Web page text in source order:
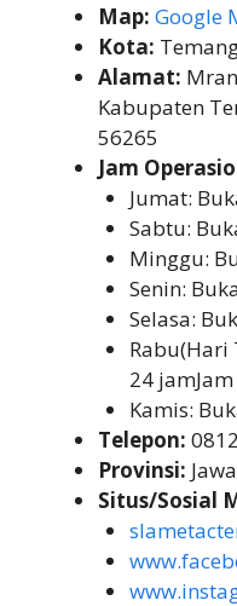
Map: Google
Kota:
Alamat:
Kabupaten
56265
Jam
Jumat:
Sabtu:
Minggu:
Senin:
Selasa:
Rabu(Hari
24
Kamis:
Telepon:
Provinsi:
Situs/Sosial